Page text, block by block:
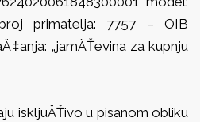
primatelja: 7757 – OIB
„jamÄŤevina za kupnju
iskljuÄŤivo u pisanom obliku